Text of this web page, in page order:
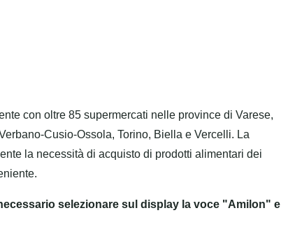
con oltre 85 supermercati nelle province di Varese,
Cusio-Ossola, Torino, Biella e Vercelli. La
la necessità di acquisto di prodotti alimentari dei
selezionare sul display la voce "Amilon" e